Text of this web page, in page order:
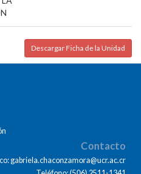
Descargar Ficha de la Unidad
Contacto
gabriela.chaconzamora@ucr.ac.cr